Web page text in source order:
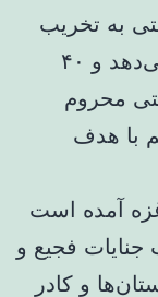
به تخریب
بیمارستان‌ها در شمال غزه ادامه می‌دهد و ۴۰
محروم
با هدف
غزه آمده است
جنایات فجیع و
و کادر